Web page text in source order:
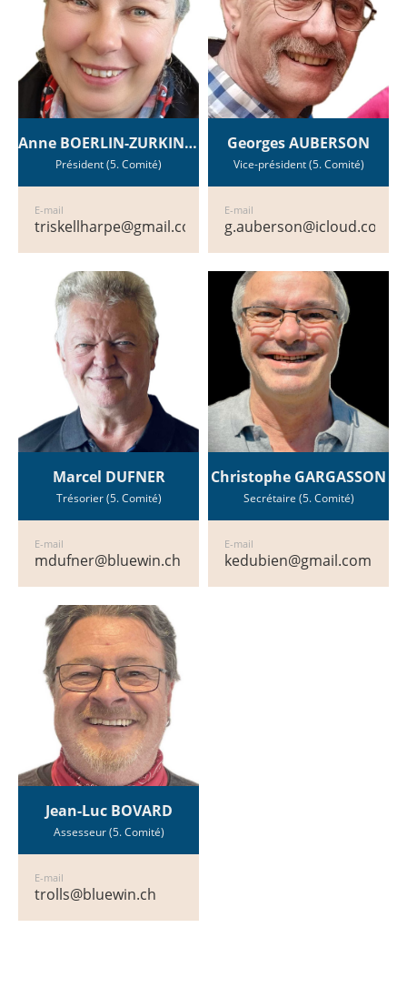
Anne BOERLIN-ZURKINDEN
Président (5. Comité)
E-mail
triskellharpe@gmail.com
Georges AUBERSON
Vice-président (5. Comité)
E-mail
g.auberson@icloud.com
Marcel DUFNER
Trésorier (5. Comité)
E-mail
mdufner@bluewin.ch
Christophe GARGASSON
Secrétaire (5. Comité)
E-mail
kedubien@gmail.com
Jean-Luc BOVARD
Assesseur (5. Comité)
E-mail
trolls@bluewin.ch